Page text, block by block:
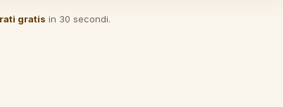
gratis in 30 secondi.